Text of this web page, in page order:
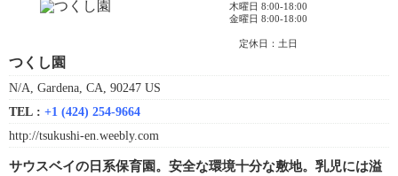
木曜日 8:00-18:00
金曜日 8:00-18:00
定休日：土日
つくし園
N/A, Gardena, CA, 90247 US
TEL : +1 (424) 254-9664
http://tsukushi-en.weebly.com
サウスベイの日系保育園。安全な環境十分な敷地。乳児には溢